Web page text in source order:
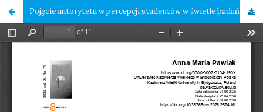
Pojęcie autorytetu w percepcji studentów w świetle badań własnych